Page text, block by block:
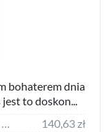
bohaterem dnia
to doskon...
Piórnik ST.RIGHT St.Right Silver Cats 3-komorowy BP26
140,63 zł